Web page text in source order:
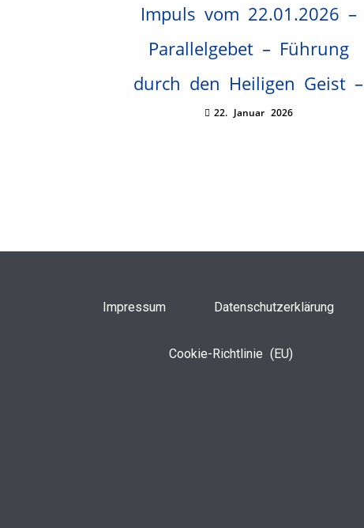
Impuls vom 22.01.2026 –
Parallelgebet – Führung
durch den Heiligen Geist –
22. Januar 2026
Impressum Datenschutzerklärung
Cookie-Richtlinie (EU)